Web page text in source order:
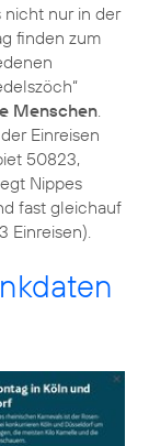
nicht nur in der
finden zum
Menschen
Einreisen
50823,
Nippes
fast gleichauf
Einreisen).